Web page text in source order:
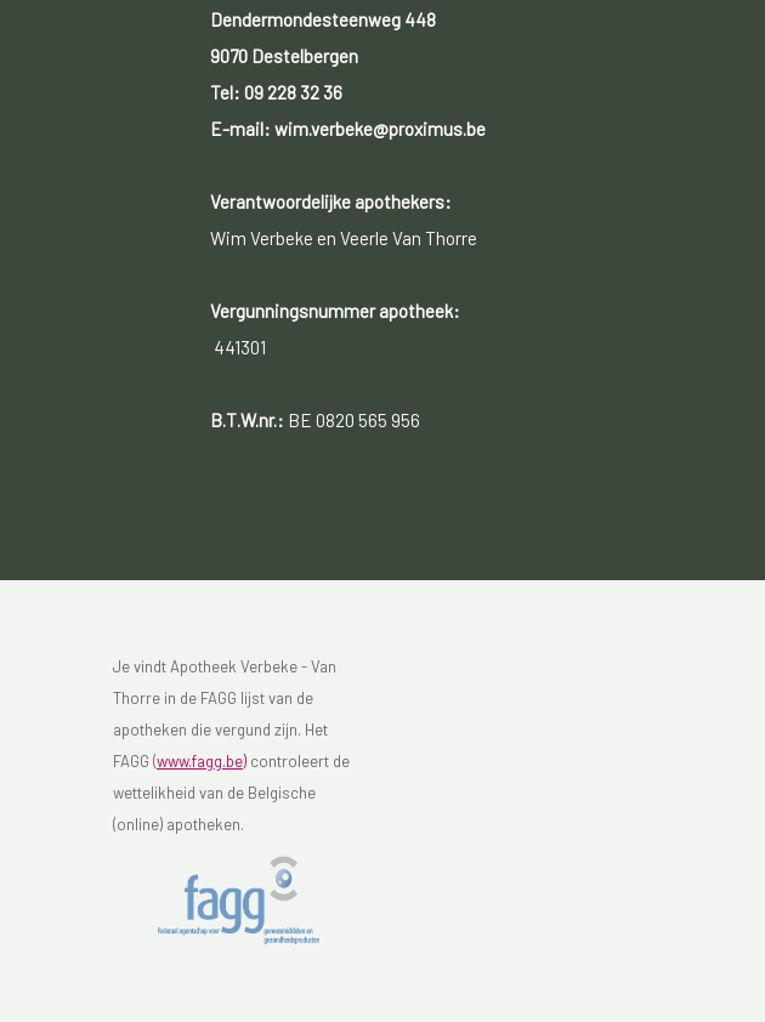
Dendermondesteenweg 448
9070 Destelbergen
Tel: 09 228 32 36
E-mail: wim.verbeke@proximus.be
Verantwoordelijke apothekers:
Wim Verbeke en Veerle Van Thorre
Vergunningsnummer apotheek:
441301
B.T.W.nr.: BE 0820 565 956
Je vindt Apotheek Verbeke - Van
Thorre in de FAGG lijst van de
apotheken die vergund zijn. Het
FAGG (www.fagg.be)controleert de
wettelikheid van de Belgische
(online) apotheken.